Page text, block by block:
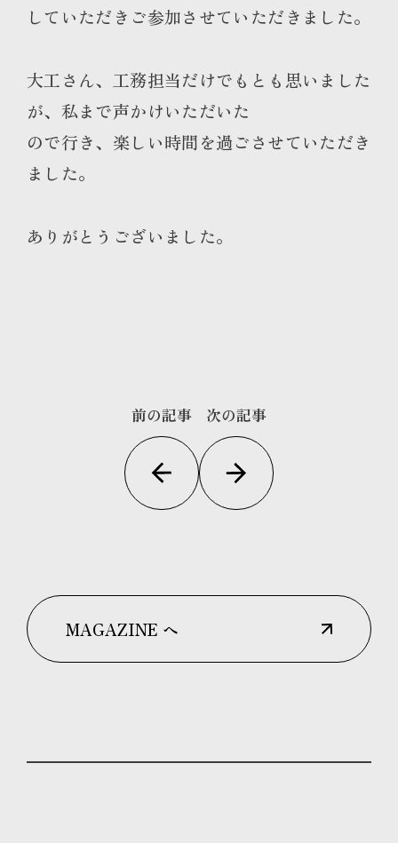
していただきご参加させていただきました。
大工さん、工務担当だけでもとも思いました
が、私まで声かけいただいた
ので行き、楽しい時間を過ごさせていただき
ました。
ありがとうございました。
前の記事 次の記事
MAGAZINE へ